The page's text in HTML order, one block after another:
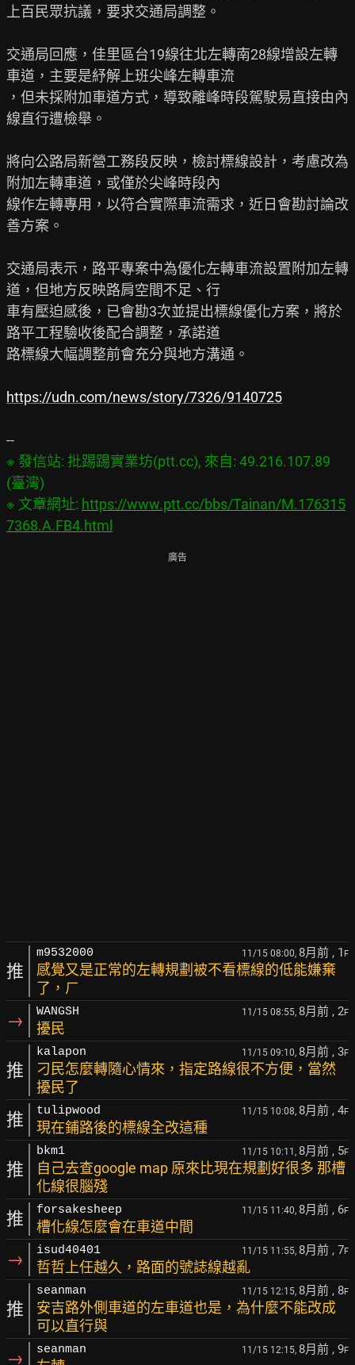
上百民眾抗議，要求交通局調整。
交通局回應，佳里區台19線往北左轉南28線增設左轉
車道，主要是紓解上班尖峰左轉車流
，但未採附加車道方式，導致離峰時段駕駛易直接由內
線直行遭檢舉。
將向公路局新營工務段反映，檢討標線設計，考慮改為
附加左轉車道，或僅於尖峰時段內
線作左轉專用，以符合實際車流需求，近日會勘討論改
善方案。
交通局表示，路平專案中為優化左轉車流設置附加左轉
道，但地方反映路肩空間不足、行
車有壓迫感後，已會勘3次並提出標線優化方案，將於
路平工程驗收後配合調整，承諾道
路標線大幅調整前會充分與地方溝通。
https://udn.com/news/story/7326/9140725
※ 發信站: 批踢踢實業坊(ptt.cc), 來自: 49.216.107.89
(臺灣)
※ 文章網址: https://www.ptt.cc/bbs/Tainan/M.176315
7368.A.FB4.html
廣告
推
m9532000 11/15 08:00, 8月前 , 1 F
感覺又是正常的左轉規劃被不看標線的低能嫌棄
了，ㄏ
→ WANGSH 11/15 08:55, 8月前 , 2F
擾民
推
kalapon 11/15 09:10, 8月前 , 3F
刁民怎麼轉隨心情來，指定路線很不方便，當然
擾民了
推 tulipwood 11/15 10:08, 8月前 , 4F
現在鋪路後的標線全改這種
推
bkm1 11/15 10:11, 8月前 , 5F
自己去查google map 原來比現在規劃好很多 那槽
化線很腦殘
推 forsakesheep 11/15 11:40, 8月前 , 6F
槽化線怎麼會在車道中間
→ isud40401 11/15 11:55, 8月前 , 7F
哲哲上任越久，路面的號誌線越亂
推
seanman 11/15 12:15, 8月前 , 8F
安吉路外側車道的左車道也是，為什麼不能改成
可以直行與
→ seanman 11/15 12:15, 8月前 , 9F